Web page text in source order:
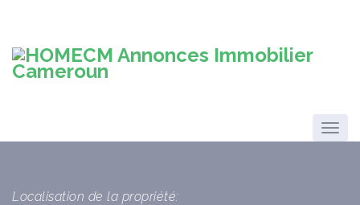
Localisation de la propriété: